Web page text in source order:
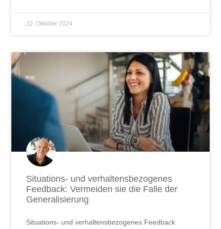
22. Oktober 2024
Situations- und verhaltensbezogenes
Feedback: Vermeiden sie die Falle der
Generalisierung
Situations- und verhaltensbezogenes Feedback